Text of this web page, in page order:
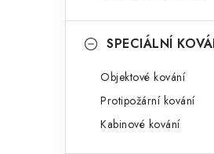
SPECIÁLNÍ
Objektové kování
Protipožární kování
Kabinové kování